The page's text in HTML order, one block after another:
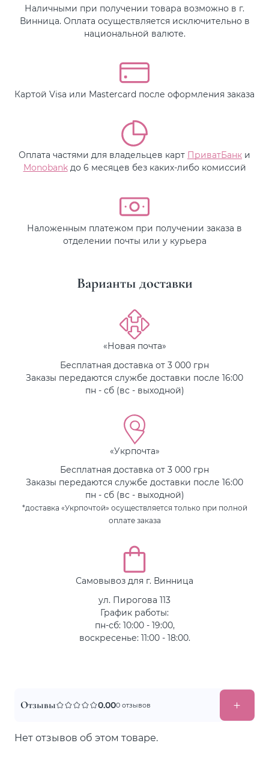
Наличными при получении товара возможно в г.
Винница. Оплата осуществляется исключительно в
национальной валюте.
Картой Visa или Mastercard после оформления заказа
Оплата частями для владельцев карт ПриватБанк и
Monobankдо 6 месяцев без каких-либо комиссий
Наложенным платежом при получении заказа в
отделении почты или у курьера
Варианты доставки
«Новая почта»
Бесплатная доставка от 3 000 грн
Заказы передаются службе доставки после 16:00
пн - сб (вс - выходной)
«Укрпочта»
Бесплатная доставка от 3 000 грн
Заказы передаются службе доставки после 16:00
пн - сб (вс - выходной)
*доставка «Укрпочтой» осуществляется только при полной
оплате заказа
Самовывоз для г. Винница
ул. Пирогова 113
График работы:
пн-сб: 10:00 - 19:00,
воскресенье: 11:00 - 18:00.
Отзывы 0.000 отзывов
Нет отзывов об этом товаре.